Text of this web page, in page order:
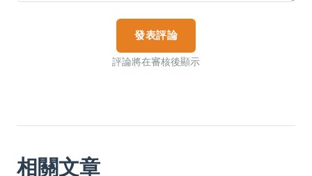
發表評論
評論將在審核後顯示
相關文章